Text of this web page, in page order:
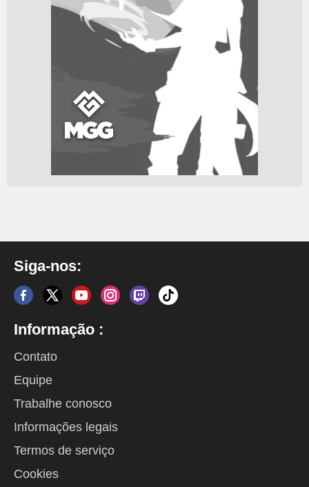
Siga-nos:
Informação :
Contato
Equipe
Trabalhe conosco
Informações legais
Termos de serviço
Cookies